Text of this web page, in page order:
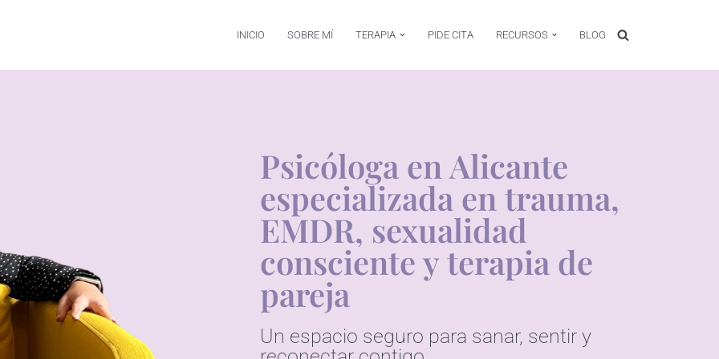
INICIO SOBRE MÍ TERAPIA PIDE CITA RECURSOS BLOG
Psicóloga en Alicante
especializada en trauma,
EMDR, sexualidad
consciente y terapia de
pareja
Un espacio seguro para sanar, sentir y